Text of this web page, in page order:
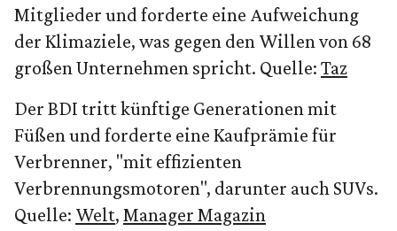
Mitglieder und forderte eine Aufweichung
der Klimaziele, was gegen den Willen von 68
großen Unternehmen spricht. Quelle: Taz
Der BDI tritt künftige Generationen mit
Füßen und forderte eine Kaufprämie für
Verbrenner, "mit effizienten
Verbrennungsmotoren", darunter auch SUVs.
Quelle: Welt, Manager Magazin